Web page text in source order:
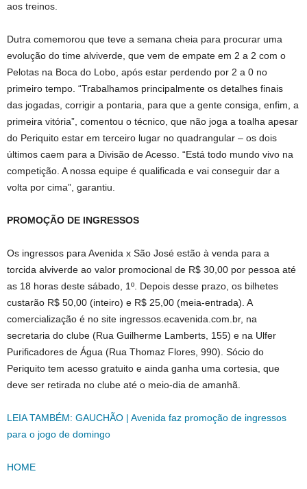
aos treinos.
Dutra comemorou que teve a semana cheia para procurar uma
evolução do time alviverde, que vem de empate em 2 a 2 com o
Pelotas na Boca do Lobo, após estar perdendo por 2 a 0 no
primeiro tempo. “Trabalhamos principalmente os detalhes finais
das jogadas, corrigir a pontaria, para que a gente consiga, enfim, a
primeira vitória”, comentou o técnico, que não joga a toalha apesar
do Periquito estar em terceiro lugar no quadrangular – os dois
últimos caem para a Divisão de Acesso. “Está todo mundo vivo na
competição. A nossa equipe é qualificada e vai conseguir dar a
volta por cima”, garantiu.
PROMOÇÃO DE INGRESSOS
Os ingressos para Avenida x São José estão à venda para a
torcida alviverde ao valor promocional de R$ 30,00 por pessoa até
as 18 horas deste sábado, 1º. Depois desse prazo, os bilhetes
custarão R$ 50,00 (inteiro) e R$ 25,00 (meia-entrada). A
comercialização é no site ingressos.ecavenida.com.br, na
secretaria do clube (Rua Guilherme Lamberts, 155) e na Ulfer
Purificadores de Água (Rua Thomaz Flores, 990). Sócio do
Periquito tem acesso gratuito e ainda ganha uma cortesia, que
deve ser retirada no clube até o meio-dia de amanhã.
LEIA TAMBÉM: GAUCHÃO | Avenida faz promoção de ingressos
para o jogo de domingo
HOME